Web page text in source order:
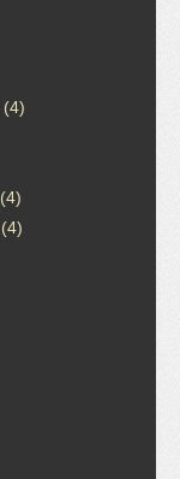
(4)
(4)
(4)